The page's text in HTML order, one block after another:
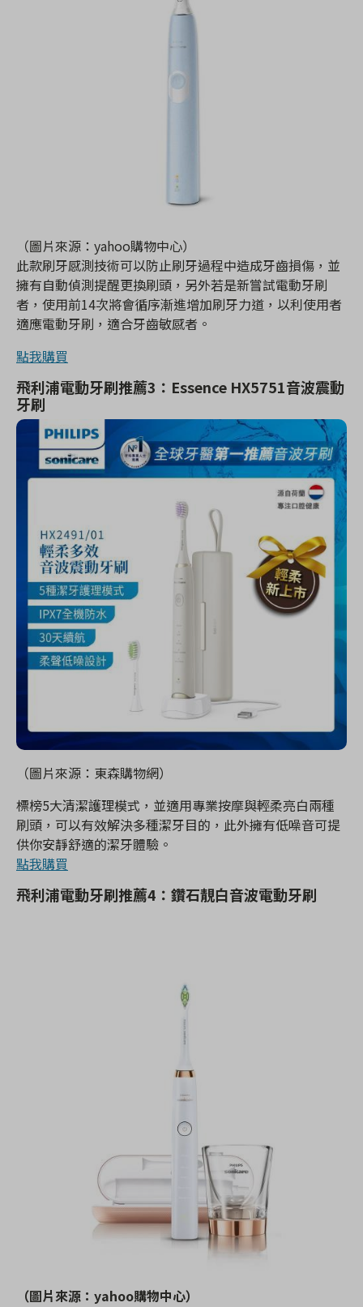
（圖片來源：yahoo購物中心）
此款刷牙感測技術可以防止刷牙過程中造成牙齒損傷，並
擁有自動偵測提醒更換刷頭，另外若是新嘗試電動牙刷
者，使用前14次將會循序漸進增加刷牙力道，以利使用者
適應電動牙刷，適合牙齒敏感者。
點我購買
飛利浦電動牙刷推薦3：Essence HX5751音波震動
牙刷
（圖片來源：東森購物網）
標榜5大清潔護理模式，並適用專業按摩與輕柔亮白兩種
刷頭，可以有效解決多種潔牙目的，此外擁有低噪音可提
供你安靜舒適的潔牙體驗。
點我購買
飛利浦電動牙刷推薦4： 鑽石靚白音波電動牙刷
（圖片來源：yahoo購物中心）